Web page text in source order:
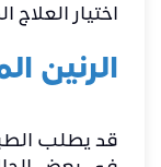
اختيار
الرنين
قد يطلب